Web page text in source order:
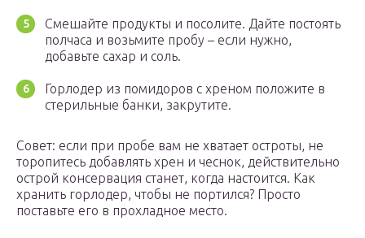
Смешайте продукты и посолите. Дайте постоять
полчаса и возьмите пробу – если нужно,
добавьте сахар и соль.
Горлодер из помидоров с хреном положите в
стерильные банки, закрутите.
Совет: если при пробе вам не хватает остроты, не
торопитесь добавлять хрен и чеснок, действительно
острой консервация станет, когда настоится. Как
хранить горлодер, чтобы не портился? Просто
поставьте его в прохладное место.